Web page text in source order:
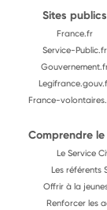
Sites publics
France.fr
Service-Public.fr
France-
Comprendre
Le Service
Les référents
Offrir à la
Renforcer les